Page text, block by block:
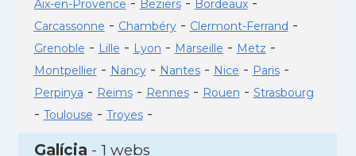
Aix-en-Provence Beziers Bordeaux
Carcassonne - Chambéry- Clermont-Ferrand -
Grenoble - Lille - Lyon - Marseille - Metz -
Montpellier- Nancy- Nantes- Nice - Paris-
Perpinya - Reims- Rennes- Rouen - Strasbourg
- Toulouse - Troyes-
Galícia - 1 webs